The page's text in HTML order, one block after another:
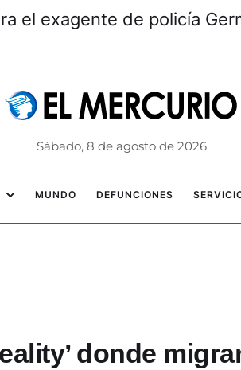
el exagente de policía
Sábado, 8 de agosto de 2026
MUNDO DEFUNCIONES
donde